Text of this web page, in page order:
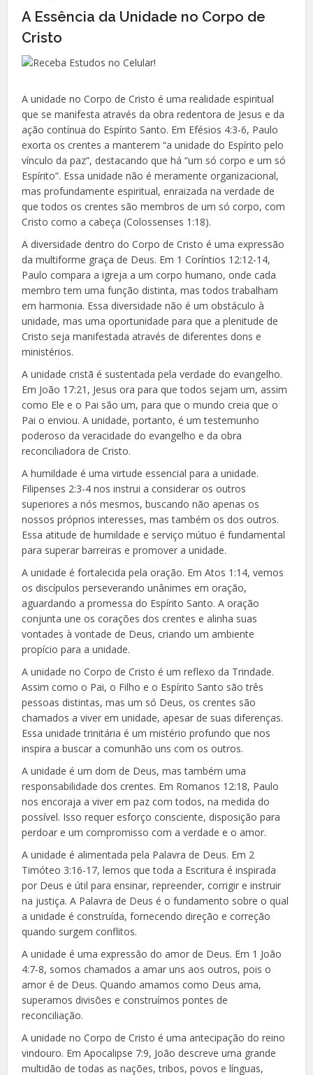
A Essência da Unidade no Corpo de
Cristo
A unidade no Corpo de Cristo é uma realidade espiritual
que se manifesta através da obra redentora de Jesus e da
ação contínua do Espírito Santo. Em Efésios 4:3-6, Paulo
exorta os crentes a manterem “a unidade do Espírito pelo
vínculo da paz”, destacando que há “um só corpo e um só
Espírito”. Essa unidade não é meramente organizacional,
mas profundamente espiritual, enraizada na verdade de
que todos os crentes são membros de um só corpo, com
Cristo como a cabeça (Colossenses 1:18).
A diversidade dentro do Corpo de Cristo é uma expressão
da multiforme graça de Deus. Em 1 Coríntios 12:12-14,
Paulo compara a igreja a um corpo humano, onde cada
membro tem uma função distinta, mas todos trabalham
em harmonia. Essa diversidade não é um obstáculo à
unidade, mas uma oportunidade para que a plenitude de
Cristo seja manifestada através de diferentes dons e
ministérios.
A unidade cristã é sustentada pela verdade do evangelho.
Em João 17:21, Jesus ora para que todos sejam um, assim
como Ele e o Pai são um, para que o mundo creia que o
Pai o enviou. A unidade, portanto, é um testemunho
poderoso da veracidade do evangelho e da obra
reconciliadora de Cristo.
A humildade é uma virtude essencial para a unidade.
Filipenses 2:3-4 nos instrui a considerar os outros
superiores a nós mesmos, buscando não apenas os
nossos próprios interesses, mas também os dos outros.
Essa atitude de humildade e serviço mútuo é fundamental
para superar barreiras e promover a unidade.
A unidade é fortalecida pela oração. Em Atos 1:14, vemos
os discípulos perseverando unânimes em oração,
aguardando a promessa do Espírito Santo. A oração
conjunta une os corações dos crentes e alinha suas
vontades à vontade de Deus, criando um ambiente
propício para a unidade.
A unidade no Corpo de Cristo é um reflexo da Trindade.
Assim como o Pai, o Filho e o Espírito Santo são três
pessoas distintas, mas um só Deus, os crentes são
chamados a viver em unidade, apesar de suas diferenças.
Essa unidade trinitária é um mistério profundo que nos
inspira a buscar a comunhão uns com os outros.
A unidade é um dom de Deus, mas também uma
responsabilidade dos crentes. Em Romanos 12:18, Paulo
nos encoraja a viver em paz com todos, na medida do
possível. Isso requer esforço consciente, disposição para
perdoar e um compromisso com a verdade e o amor.
A unidade é alimentada pela Palavra de Deus. Em 2
Timóteo 3:16-17, lemos que toda a Escritura é inspirada
por Deus e útil para ensinar, repreender, corrigir e instruir
na justiça. A Palavra de Deus é o fundamento sobre o qual
a unidade é construída, fornecendo direção e correção
quando surgem conflitos.
A unidade é uma expressão do amor de Deus. Em 1 João
4:7-8, somos chamados a amar uns aos outros, pois o
amor é de Deus. Quando amamos como Deus ama,
superamos divisões e construímos pontes de
reconciliação.
A unidade no Corpo de Cristo é uma antecipação do reino
vindouro. Em Apocalipse 7:9, João descreve uma grande
multidão de todas as nações, tribos, povos e línguas,